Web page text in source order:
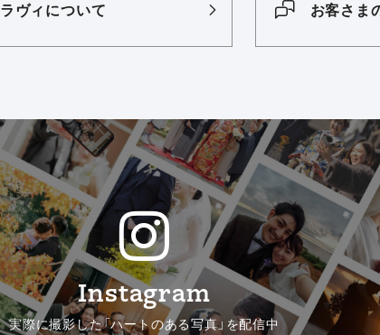
ラヴィについて お客さま
Instagram
実際に撮影した「ハートのある写真」を配信中